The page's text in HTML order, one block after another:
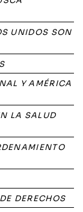
UNIDOS SON
Y AMÉRICA
LA SALUD
DERECHOS